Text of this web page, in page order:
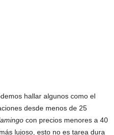
hallar algunos como el
desde menos de 25
con precios menores a 40
lujoso, esto no es tarea dura